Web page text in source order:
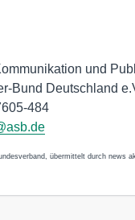
und
Bund Deutschland
484
übermittelt durch news